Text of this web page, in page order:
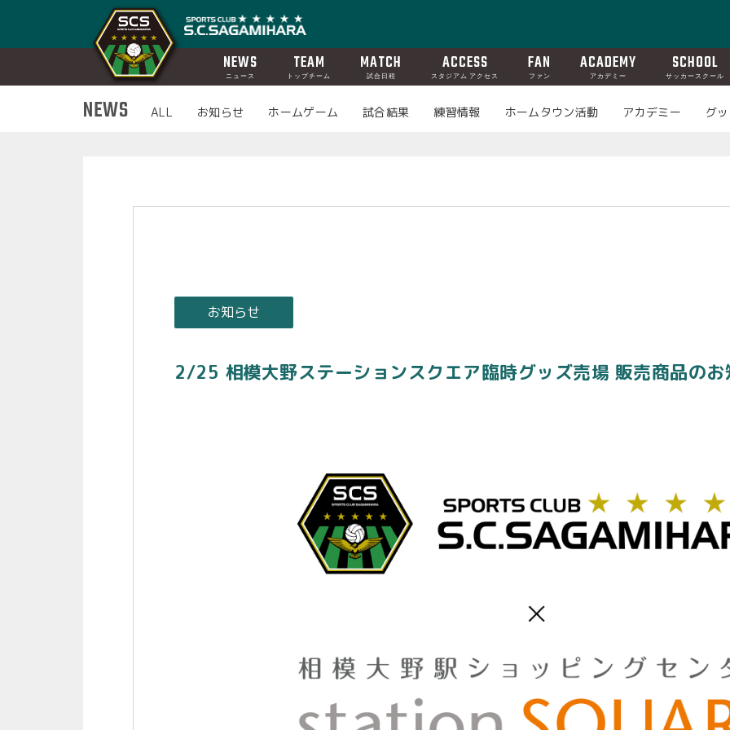
NEWS
ニュース
TEAM
トップチーム
MATCH
試合日程
ACCESS
スタジアム アクセス
FAN
ファン
ACADEMY
アカデミー
SCHOOL
サッカースクール
NEWS ALL お知らせ ホームゲーム 試合結果 練習情報 ホームタウン活動 アカデミー グ
お知らせ
2/25 相模大野ステーションスクエア臨時グッズ売場 販売商品のお